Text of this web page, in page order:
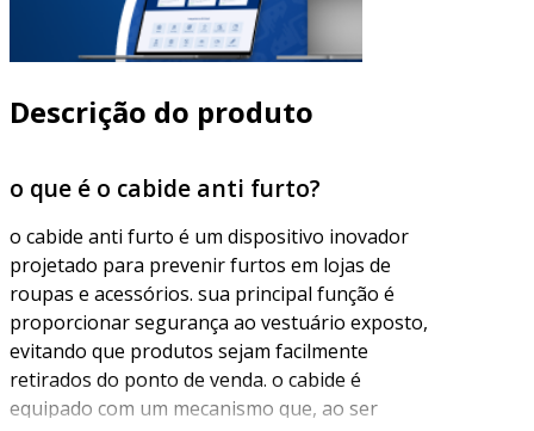
Descrição do produto
o que é o cabide anti furto?
o cabide anti furto é um dispositivo inovador
projetado para prevenir furtos em lojas de
roupas e acessórios. sua principal função é
proporcionar segurança ao vestuário exposto,
evitando que produtos sejam facilmente
retirados do ponto de venda. o cabide é
equipado com um mecanismo que, ao ser